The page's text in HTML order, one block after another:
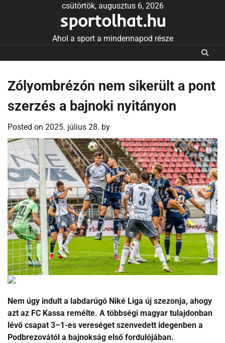
csütörtök, augusztus 6, 2026
sportolhat.hu
Ahol a sport a mindennapod része
Zólyombrézón nem sikerült a pont
szerzés a bajnoki nyitányon
Posted on 2025. július 28. by
Nem úgy indult a labdarúgó Niké Liga új szezonja, ahogy
azt az FC Kassa remélte. A többségi magyar tulajdonban
lévő csapat 3–1-es vereséget szenvedett idegenben a
Podbrezovától a bajnokság első fordulójában.